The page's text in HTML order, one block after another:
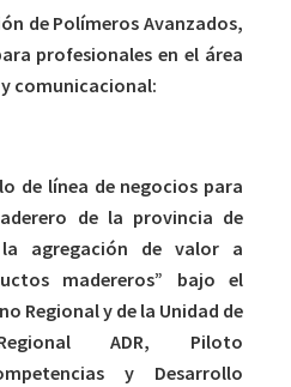
de Polímeros Avanzados,
profesionales en el área
comunicacional:
de línea de negocios para
de la provincia de
agregación de valor a
madereros” bajo el
Regional y de la Unidad de
ADR, Piloto
y Desarrollo